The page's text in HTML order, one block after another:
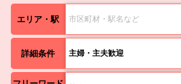
エリア・駅 市区町材・駅名など
詳細条件 主婦・主夫歓迎